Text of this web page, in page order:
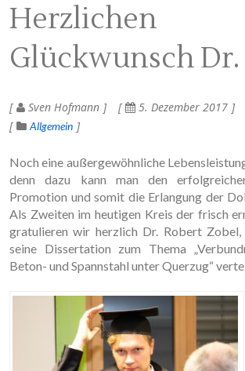
Herzlichen
Glückwunsch
Sven Hofmann 5. Dezember 2017
Allgemein
Noch eine außergewöhnliche
denn dazu kann man den
Promotion und somit die Erlangung der
Als Zweiten im heutigen Kreis der frisch
gratulieren wir herzlich Dr. Robert
seine Dissertation zum Thema
Beton- und Spannstahl unter Querzug“